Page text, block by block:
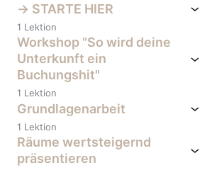
-> STARTE HIER
1 Lektion
Workshop "So wird deine
Unterkunft ein
Buchungshit"
1 Lektion
Grundlagenarbeit
1 Lektion
Räume wertsteigernd
präsentieren